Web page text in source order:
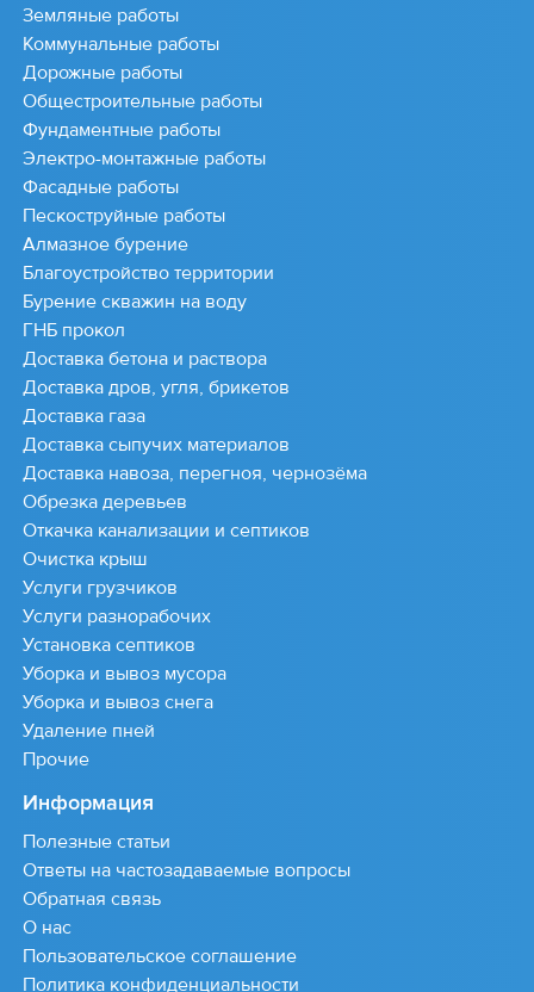
Земляные работы
Коммунальные работы
Дорожные работы
Общестроительные работы
Фундаментные работы
Электро-монтажные работы
Фасадные работы
Пескоструйные работы
Алмазное бурение
Благоустройство территории
Бурение скважин на воду
ГНБ прокол
Доставка бетона и раствора
Доставка дров, угля, брикетов
Доставка газа
Доставка сыпучих материалов
Доставка навоза, перегноя, чернозёма
Обрезка деревьев
Откачка канализации и септиков
Очистка крыш
Услуги грузчиков
Услуги разнорабочих
Установка септиков
Уборка и вывоз мусора
Уборка и вывоз снега
Удаление пней
Прочие
Информация
Полезные статьи
Ответы на частозадаваемые вопросы
Обратная связь
О нас
Пользовательское соглашение
Политика конфиденциальности